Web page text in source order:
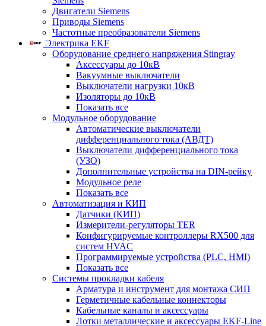
Двигатели Siemens
Приводы Siemens
Частотные преобразователи Siemens
Электрика EKF
Оборудование среднего напряжения Stingray
Аксессуары до 10кВ
Вакуумные выключатели
Выключатели нагрузки 10кВ
Изоляторы до 10кВ
Показать все
Модульное оборудование
Автоматические выключатели
дифференциального тока (АВДТ)
Выключатели дифференциального тока
(УЗО)
Дополнительные устройства на DIN-рейку
Модульное реле
Показать все
Автоматизация и КИП
Датчики (КИП)
Измерители-регуляторы TER
Конфигурируемые контроллеры RX500 для
систем HVAC
Программируемые устройства (PLC, HMI)
Показать все
Системы прокладки кабеля
Арматура и инструмент для монтажа СИП
Герметичные кабельные коннекторы
Кабельные каналы и аксессуары
Лотки металлические и аксессуары EKF-Line